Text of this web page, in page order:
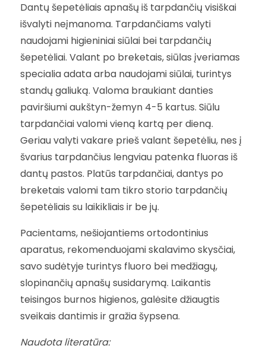
Dantų šepetėliais apnašų iš tarpdančių visiškai
išvalyti neįmanoma. Tarpdančiams valyti
naudojami higieniniai siūlai bei tarpdančių
šepetėliai. Valant po breketais, siūlas įveriamas
specialia adata arba naudojami siūlai, turintys
standų galiuką. Valoma braukiant danties
paviršiumi aukštyn-žemyn 4-5 kartus. Siūlu
tarpdančiai valomi vieną kartą per dieną.
Geriau valyti vakare prieš valant šepetėliu, nes į
švarius tarpdančius lengviau patenka fluoras iš
dantų pastos. Platūs tarpdančiai, dantys po
breketais valomi tam tikro storio tarpdančių
šepetėliais su laikikliais ir be jų.
Pacientams, nešiojantiems ortodontinius
aparatus, rekomenduojami skalavimo skysčiai,
savo sudėtyje turintys fluoro bei medžiagų,
slopinančių apnašų susidarymą. Laikantis
teisingos burnos higienos, galėsite džiaugtis
sveikais dantimis ir gražia šypsena.
Naudota literatūra: